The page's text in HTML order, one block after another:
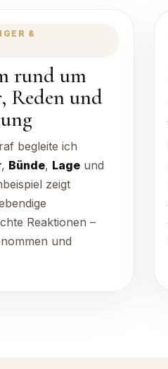
&
rund um
Reden und
begleite ich
, Bünde, Lage und
zeigt
Reaktionen –
und